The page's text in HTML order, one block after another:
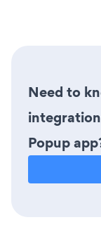
Need to
Popup